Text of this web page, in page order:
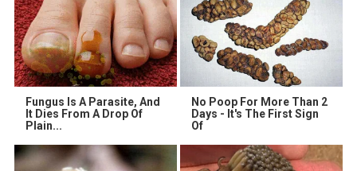
Fungus Is A Parasite, And
It Dies From A Drop Of
Plain...
No Poop For More Than 2
Days - It's The First Sign
Of